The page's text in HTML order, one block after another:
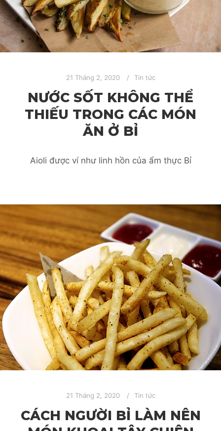
21 Tháng 2, 2020 Tin tức
NƯỚC SỐT KHÔNG THỂ
THIẾU TRONG CÁC MÓN
ĂN Ở BỈ
Aioli được ví như linh hồn của ẩm thực Bỉ
21 Tháng 2, 2020 Tin tức
CÁCH NGƯỜI BỈ LÀM NÊN